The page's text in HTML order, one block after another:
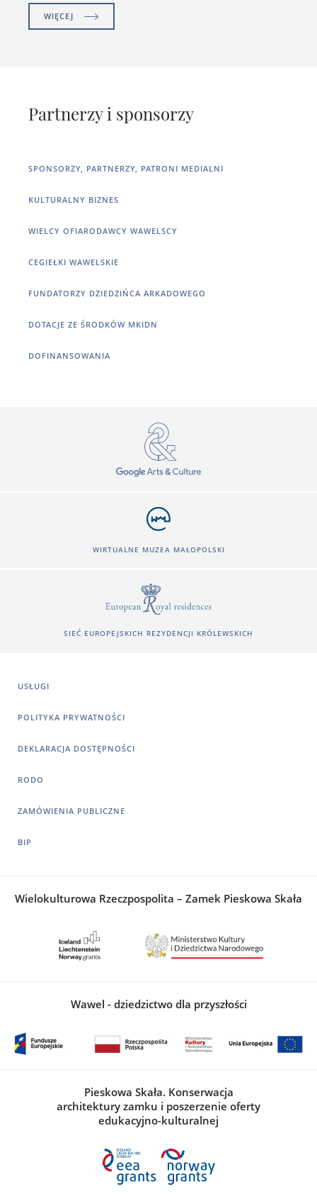
WIĘCEJ
Partnerzy i sponsorzy
SPONSORZY, PARTNERZY, PATRONI MEDIALNI
KULTURALNY BIZNES
WIELCY OFIARODAWCY WAWELSCY
CEGIEŁKI WAWELSKIE
FUNDATORZY DZIEDZIŃCA ARKADOWEGO
DOTACJE ZE ŚRODKÓW MKIDN
DOFINANSOWANIA
WIRTUALNE MUZEA MAŁOPOLSKI
SIEĆ EUROPEJSKICH REZYDENCJI KRÓLEWSKICH
USŁUGI
POLITYKA PRYWATNOŚCI
DEKLARACJA DOSTĘPNOŚCI
RODO
ZAMÓWIENIA PUBLICZNE
BIP
Wielokulturowa Rzeczpospolita – Zamek Pieskowa Skała
Wawel - dziedzictwo dla przyszłości
Pieskowa Skała. Konserwacja
architektury zamku i poszerzenie oferty
edukacyjno-kulturalnej